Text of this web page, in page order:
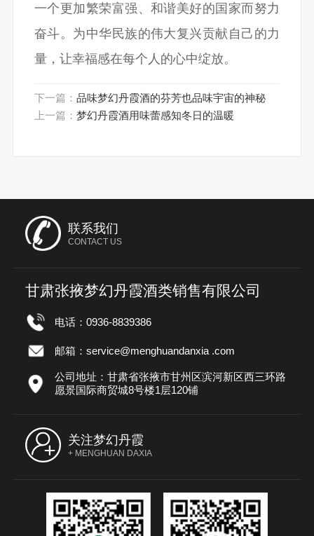
一个更加繁荣富强、和谐美好的国家而努力
奋斗。为中华民族的伟大复兴贡献自己的力
量，让幸福感在每个人的心中绽放。
下一篇： 品味梦幻丹霞酒的芬芳也品味宇宙的神秘
上一篇： 梦幻丹霞酒用味蕾感知冬日的温暖
联系我们
CONTACT US
甘肃张掖梦幻丹霞酒类销售有限公司
电话：0936-8839386
邮箱：service@menghuandanxia .com
公司地址：甘肃省张掖市甘州区滨河新区西三环路
愿景国际商贸城8号楼1层120铺
关注梦幻丹霞
+ MENGHUAN DAXIA